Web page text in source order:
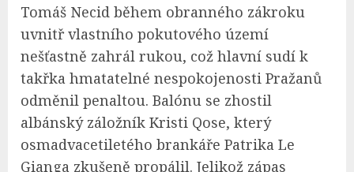
Tomáš Necid během obranného zákroku
uvnitř vlastního pokutového území
nešťastně zahrál rukou, což hlavní sudí k
takřka hmatatelné nespokojenosti Pražanů
odměnil penaltou. Balónu se zhostil
albánský záložník Kristi Qose, který
osmadvacetiletého brankáře Patrika Le
Gianga zkušeně propálil. Jelikož zápas